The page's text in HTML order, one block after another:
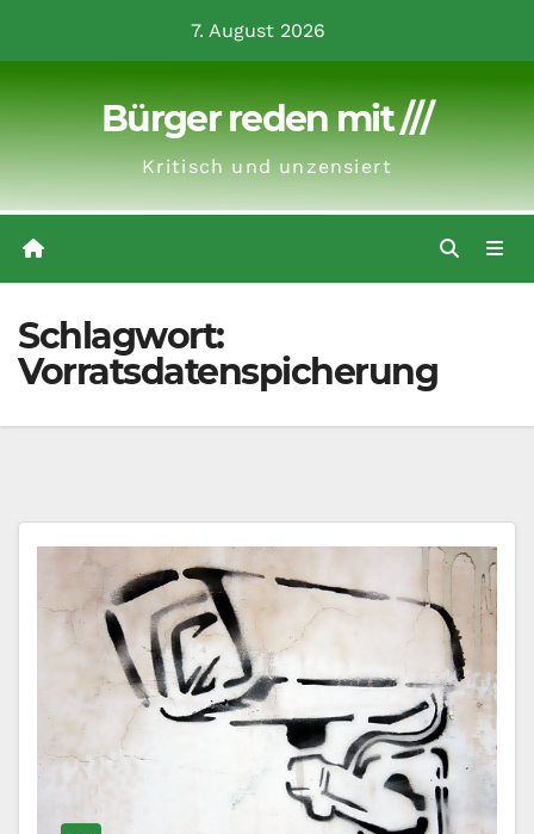
7. August 2026
Bürger reden mit ///
Kritisch und unzensiert
Schlagwort:
Vorratsdatenspicherung